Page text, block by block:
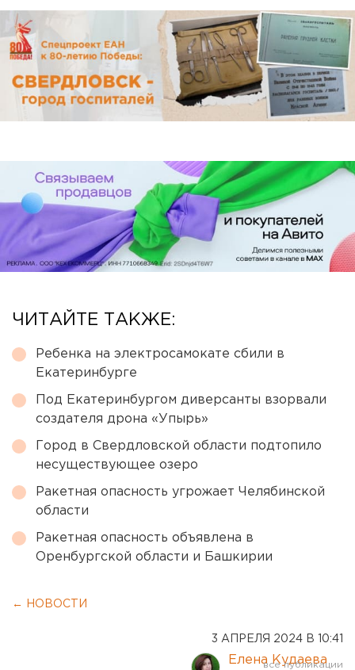
ЧИТАЙТЕ ТАКЖЕ:
Ребенка на электросамокате сбили в
Екатеринбурге
Под Екатеринбургом диверсанты взорвали
создателя дрона «Упырь»
Город в Свердловской области подтопило
несуществующее озеро
Ракетная опасность угрожает Челябинской
области
Ракетная опасность объявлена в
Оренбургской области и Башкирии
← НОВОСТИ
3 АПРЕЛЯ 2024 В 10:41
Елена Кудаева